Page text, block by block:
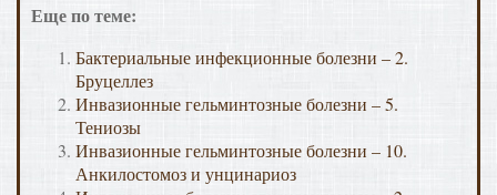
Еще по теме:
Бактериальные инфекционные болезни – 2.
Бруцеллез
Инвазионные гельминтозные болезни – 5.
Тениозы
Инвазионные гельминтозные болезни – 10.
Анкилостомоз и унцинариоз